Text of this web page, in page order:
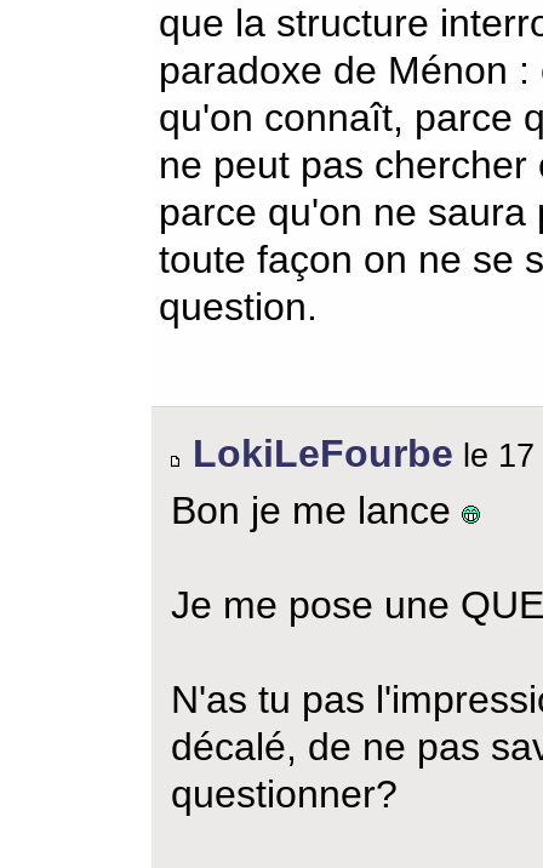
que la structure
paradoxe de Ménon
qu'on connaît, parce
ne peut pas
parce qu'on ne
toute façon on ne se
question.
LokiLeFourbe le
Bon je me lance
Je me pose une
N'as tu pas
décalé, de ne pas
questionner?